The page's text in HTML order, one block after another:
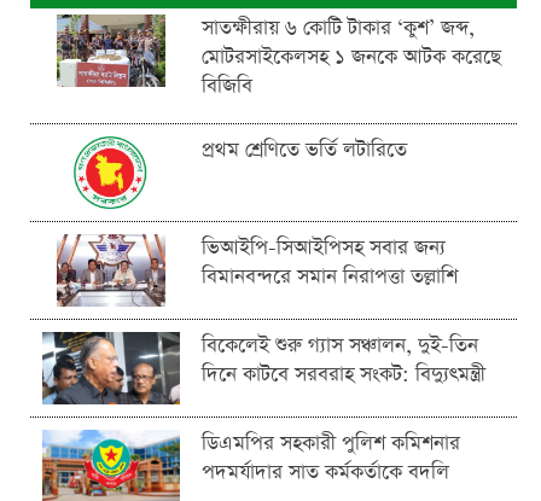
সাতক্ষীরায় ৬ কোটি টাকার ‘কুশ’ জব্দ,
মোটরসাইকেলসহ ১ জনকে আটক করেছে
বিজিবি
প্রথম শ্রেণিতে ভর্তি লটারিতে
ভিআইপি-সিআইপিসহ সবার জন্য
বিমানবন্দরে সমান নিরাপত্তা তল্লাশি
বিকেলেই শুরু গ্যাস সঞ্চালন, দুই-তিন
দিনে কাটবে সরবরাহ সংকট: বিদ্যুৎমন্ত্রী
ডিএমপির সহকারী পুলিশ কমিশনার
পদমর্যাদার সাত কর্মকর্তাকে বদলি